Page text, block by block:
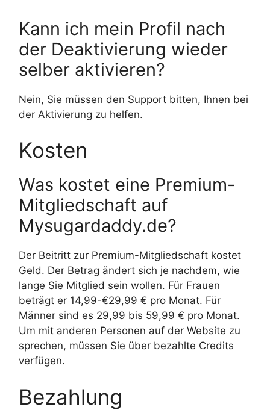
Kann ich mein Profil nach
der Deaktivierung wieder
selber aktivieren?
Nein, Sie müssen den Support bitten, Ihnen bei
der Aktivierung zu helfen.
Kosten
Was kostet eine Premium-
Mitgliedschaft auf
Mysugardaddy.de?
Der Beitritt zur Premium-Mitgliedschaft kostet
Geld. Der Betrag ändert sich je nachdem, wie
lange Sie Mitglied sein wollen. Für Frauen
beträgt er 14,99-€29,99 € pro Monat. Für
Männer sind es 29,99 bis 59,99 € pro Monat.
Um mit anderen Personen auf der Website zu
sprechen, müssen Sie über bezahlte Credits
verfügen.
Bezahlung